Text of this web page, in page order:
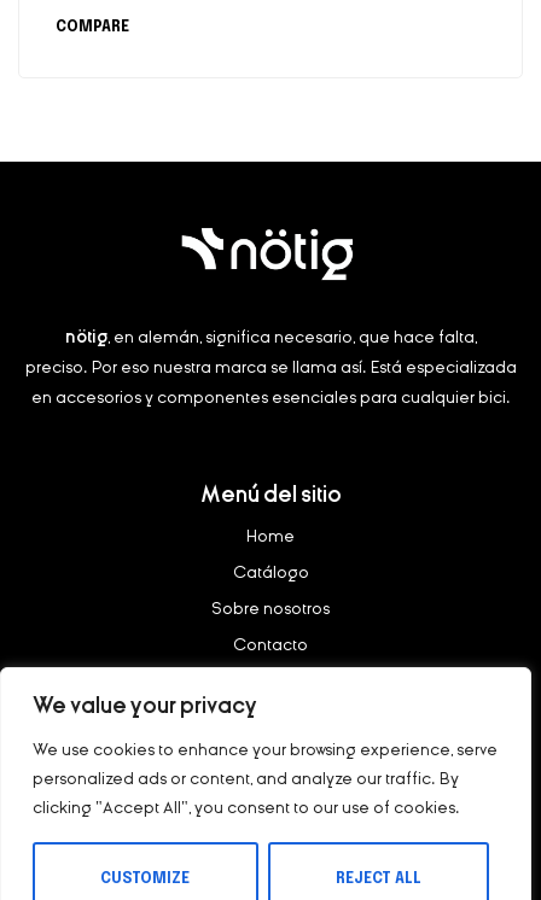
We value your privacy
We use cookies to enhance your browsing experience, serve
personalized ads or content, and analyze our traffic. By
clicking "Accept All", you consent to our use of cookies.
CUSTOMIZE REJECT ALL
COMPARE
nötig, en alemán, significa necesario, que hace falta,
preciso. Por eso nuestra marca se llama así. Está especializada
en accesorios y componentes esenciales para cualquier bici.
Menú del sitio
Home
Catálogo
Sobre nosotros
Contacto
Legal
Aviso legal
Política de privacidad